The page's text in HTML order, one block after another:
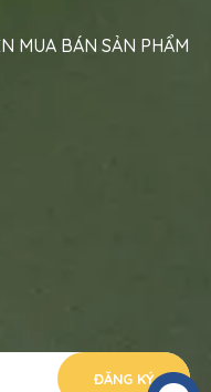
MUA BÁN SẢN PHẨM
ĐĂNG KÝ